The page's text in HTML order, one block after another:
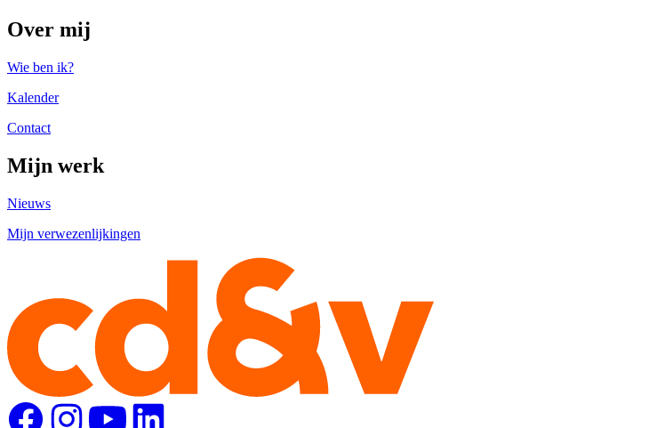
Over mij
Wie ben ik?
Kalender
Contact
Mijn werk
Nieuws
Mijn verwezenlijkingen